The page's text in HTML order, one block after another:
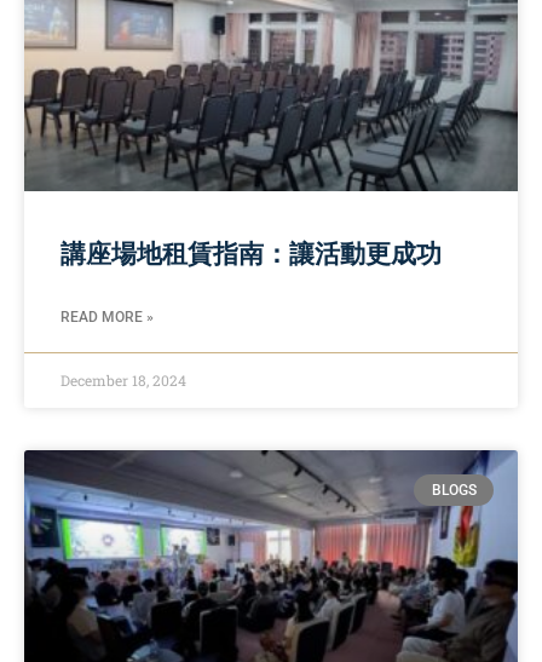
講座場地租賃指南：讓活動更成功
READ MORE »
December 18, 2024
BLOGS